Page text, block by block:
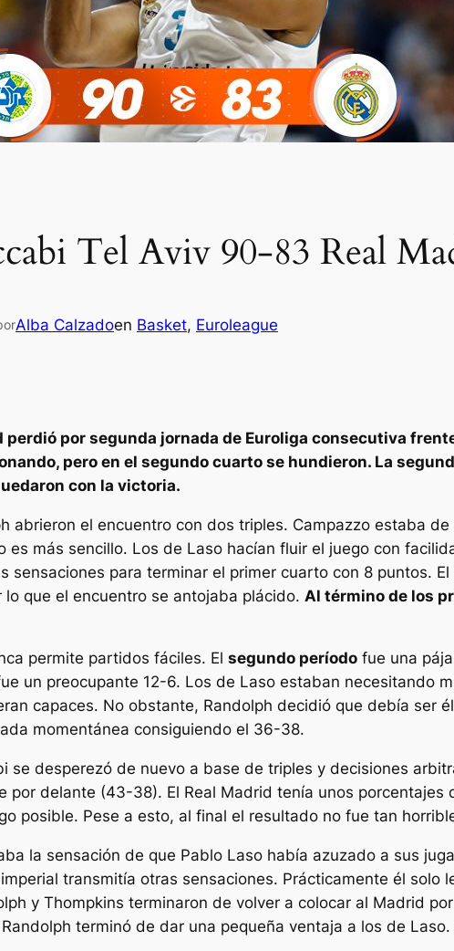
Tel Aviv 90-83 Real
Alba Calzadoen Basket, Euroleague
perdió por segunda jornada de Euroliga consecutiva
pero en el segundo cuarto se hundieron. La
con la victoria.
abrieron el encuentro con dos triples. Campazzo estaba
es más sencillo. Los de Laso hacían fluir el juego con
sensaciones para terminar el primer cuarto con 8 puntos.
que el encuentro se antojaba plácido. Al término de los
permite partidos fáciles. El segundo período fue una
un preocupante 12-6. Los de Laso estaban necesitando
capaces. No obstante, Randolph decidió que debía ser
momentánea consiguiendo el 36-38.
se desperezó de nuevo a base de triples y decisiones
por delante (43-38). El Real Madrid tenía unos
posible. Pese a esto, al final el resultado no fue tan
la sensación de que Pablo Laso había azuzado a sus
transmitía otras sensaciones. Prácticamente él solo
y Thompkins terminaron de volver a colocar al Madrid
terminó de dar una pequeña ventaja a los de Laso.